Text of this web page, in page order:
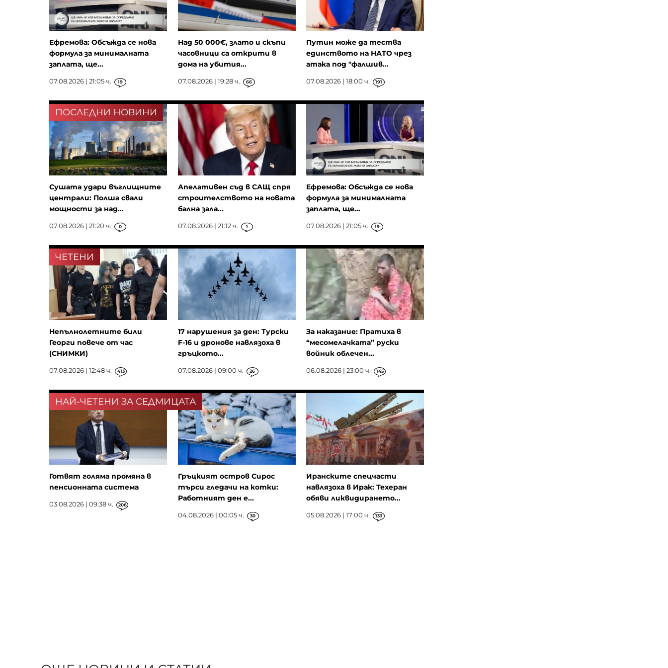
Ефремова: Обсъжда се нова
формула за минималната
заплата, ще...
07.08.2026 | 21:05 ч. 19
Над 50 000€, злато и скъпи
часовници са открити в
дома на убития...
07.08.2026 | 19:28 ч. 66
Путин може да тества
единството на НАТО чрез
атака под "фалшив...
07.08.2026 | 18:00 ч. 191
ПОСЛЕДНИ НОВИНИ
Сушата удари въглищните
централи: Полша свали
мощности за над...
07.08.2026 | 21:20 ч. 0
Апелативен съд в САЩ спря
строителството на новата
бална зала...
07.08.2026 | 21:12 ч. 1
Ефремова: Обсъжда се нова
формула за минималната
заплата, ще...
07.08.2026 | 21:05 ч. 19
ЧЕТЕНИ
Непълнолетните били
Георги повече от час
(СНИМКИ)
07.08.2026 | 12:48 ч. 413
17 нарушения за ден: Турски
F-16 и дронове навлязоха в
гръцкото...
07.08.2026 | 09:00 ч. 26
За наказание: Пратиха в
“месомелачката” руски
войник облечен...
06.08.2026 | 23:00 ч. 145
НАЙ-ЧЕТЕНИ ЗА СЕДМИЦАТА
Готвят голяма промяна в
пенсионната система
03.08.2026 | 09:38 ч. 206
Гръцкият остров Сирос
търси гледачи на котки:
Работният ден е...
04.08.2026 | 00:05 ч. 30
Иранските спецчасти
навлязоха в Ирак: Техеран
обяви ликвидирането...
05.08.2026 | 17:00 ч. 133